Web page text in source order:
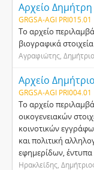
Αρχείο
GRGSA-AGI PRI015.01
Το αρχείο
βιογραφικά
Αγραφιώτης,
Αρχείο
GRGSA-AGI PRI004.01
Το αρχείο
οικογενειακών
κοινοτικών
και πολιτική
εφημερίδων, έντυπα
Ηρακλείδης,